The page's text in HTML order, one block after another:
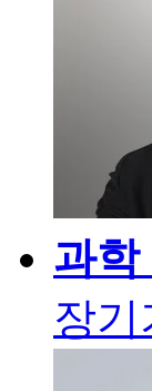
과학
장기